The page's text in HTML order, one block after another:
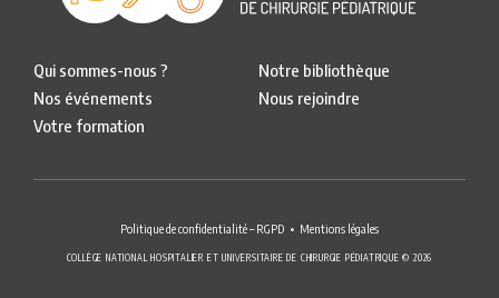
Qui sommes-nous ?
Nos événements
Votre formation
Notre bibliothèque
Nous rejoindre
Politique de confidentialité – RGPD Mentions légales
COLLÈGE NATIONAL HOSPITALIER ET UNIVERSITAIRE DE CHIRURGIE PÉDIATRIQUE © 2026